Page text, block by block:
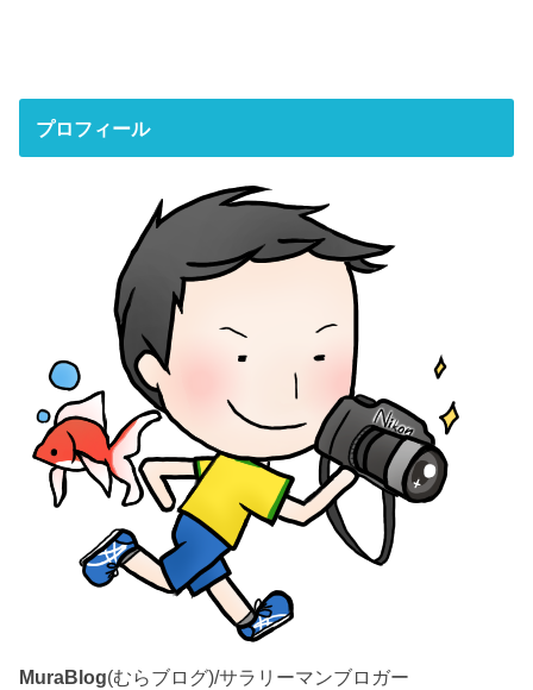
プロフィール
MuraBlog(むらブログ)/サラリーマンブロガー